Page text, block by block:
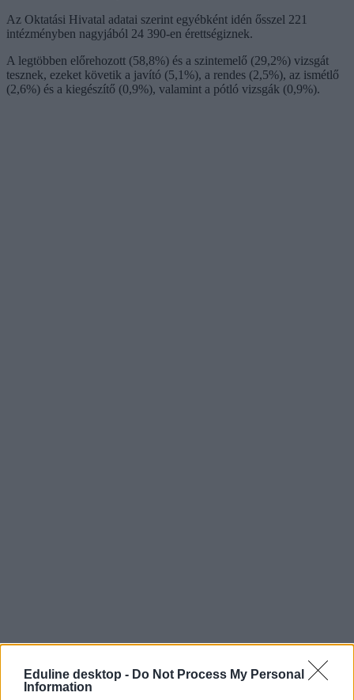
Eduline desktop - Do Not Process My Personal
Information
Az Oktatási Hivatal adatai szerint egyébként idén ősszel 221
intézményben nagyjából 24 390-en érettségiznek.
A legtöbben előrehozott (58,8%) és a szintemelő (29,2%) vizsgát
tesznek, ezeket követik a javító (5,1%), a rendes (2,5%), az ismétlő
(2,6%) és a kiegészítő (0,9%), valamint a pótló vizsgák (0,9%).
vizsgabeosztás
érettségi 2025